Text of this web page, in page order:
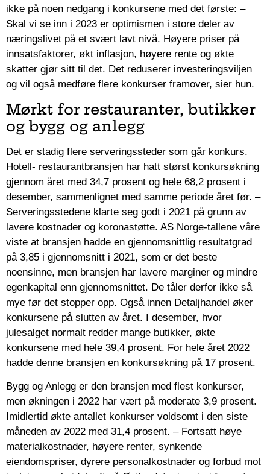
ikke på noen nedgang i konkursene med det første: –
Skal vi se inn i 2023 er optimismen i store deler av
næringslivet på et svært lavt nivå. Høyere priser på
innsatsfaktorer, økt inflasjon, høyere rente og økte
skatter gjør sitt til det. Det reduserer investeringsviljen
og vil også medføre flere konkurser framover, sier hun.
Mørkt for restauranter, butikker
og bygg og anlegg
Det er stadig flere serveringssteder som går konkurs.
Hotell- restaurantbransjen har hatt størst konkursøkning
gjennom året med 34,7 prosent og hele 68,2 prosent i
desember, sammenlignet med samme periode året før. –
Serveringsstedene klarte seg godt i 2021 på grunn av
lavere kostnader og koronastøtte. AS Norge-tallene våre
viste at bransjen hadde en gjennomsnittlig resultatgrad
på 3,85 i gjennomsnitt i 2021, som er det beste
noensinne, men bransjen har lavere marginer og mindre
egenkapital enn gjennomsnittet. De tåler derfor ikke så
mye før det stopper opp. Også innen Detaljhandel øker
konkursene på slutten av året. I desember, hvor
julesalget normalt redder mange butikker, økte
konkursene med hele 39,4 prosent. For hele året 2022
hadde denne bransjen en konkursøkning på 17 prosent.
Bygg og Anlegg er den bransjen med flest konkurser,
men økningen i 2022 har vært på moderate 3,9 prosent.
Imidlertid økte antallet konkurser voldsomt i den siste
måneden av 2022 med 31,4 prosent. – Fortsatt høye
materialkostnader, høyere renter, synkende
eiendomspriser, dyrere personalkostnader og forbud mot